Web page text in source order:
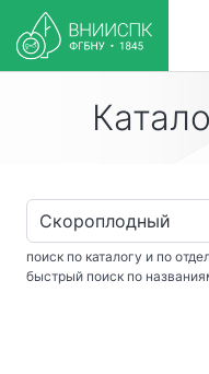
поиск по каталогу и по
быстрый поиск по